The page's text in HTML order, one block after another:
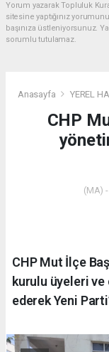
Yorum yazarak Topluluk
sitesine yaptığınız
başınıza üstleniyorsunuz.
sorumlu tutulamaz.
Anasayfa YEREL
CHP
(MA)
CHP Mut İlçe
kurulu üyeleri ve
ederek Yeni